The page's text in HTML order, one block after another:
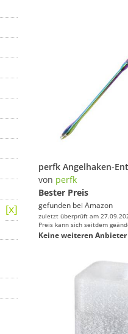
von perfk
Bester Preis
gefunden bei Amazon
zuletzt überprüft am
Preis kann sich seitdem
Keine weiteren Anbieter